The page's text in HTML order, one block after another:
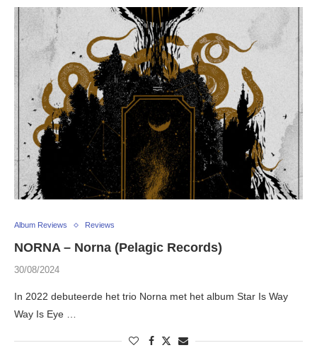
Album Reviews Reviews
NORNA – Norna (Pelagic Records)
30/08/2024
In 2022 debuteerde het trio Norna met het album Star Is Way
Way Is Eye …